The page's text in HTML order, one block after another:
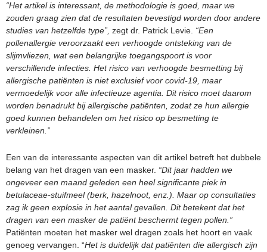
“Het artikel is interessant, de methodologie is goed, maar we
zouden graag zien dat de resultaten bevestigd worden door andere
studies van hetzelfde type”, zegt dr. Patrick Levie. “Een
pollenallergie veroorzaakt een verhoogde ontsteking van de
slijmvliezen, wat een belangrijke toegangspoort is voor
verschillende infecties. Het risico van verhoogde besmetting bij
allergische patiënten is niet exclusief voor covid-19, maar
vermoedelijk voor alle infectieuze agentia. Dit risico moet daarom
worden benadrukt bij allergische patiënten, zodat ze hun allergie
goed kunnen behandelen om het risico op besmetting te
verkleinen.” ​
Een van de interessante aspecten van dit artikel betreft het dubbele
belang van het dragen van een masker. “Dit jaar hadden we
ongeveer een maand geleden een heel significante piek in
betulaceae-stuifmeel (berk, hazelnoot, enz.). Maar op consultaties
zag ik geen explosie in het aantal gevallen. Dit betekent dat het
dragen van een masker de patiënt beschermt tegen pollen.”
Patiënten moeten het masker wel dragen zoals het hoort en vaak
genoeg vervangen. “Het is duidelijk dat patiënten die allergisch zijn